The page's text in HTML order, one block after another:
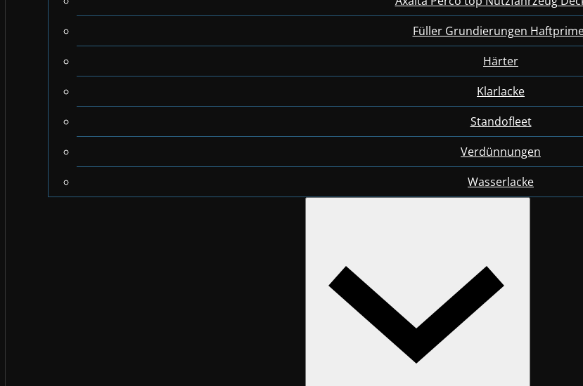
Füller Grundierungen
Härter
Klarlacke
Standofleet
Verdünnungen
Wasserlacke